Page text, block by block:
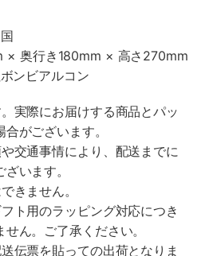
× 奥行き180mm × 高さ270mm
ンビアルコン
実際にお届けする商品とパッ
がございます。
交通事情により、配送までに
います。
きません。
ト用のラッピング対応につき
ん。ご了承ください。
伝票を貼っての出荷となりま